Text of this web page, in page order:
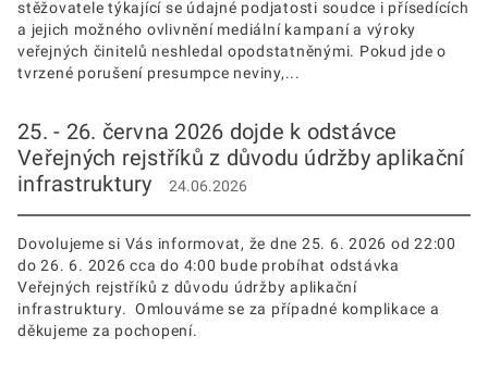
stěžovatele týkající se údajné podjatosti soudce i přísedících
a jejich možného ovlivnění mediální kampaní a výroky
veřejných činitelů neshledal opodstatněnými. Pokud jde o
tvrzené porušení presumpce neviny,...
25. - 26. června 2026 dojde k odstávce
Veřejných rejstříků z důvodu údržby aplikační
infrastruktury
24.06.2026
Dovolujeme si Vás informovat, že dne 25. 6. 2026 od 22:00
do 26. 6. 2026 cca do 4:00 bude probíhat odstávka
Veřejných rejstříků z důvodu údržby aplikační
infrastruktury. Omlouváme se za případné komplikace a
děkujeme za pochopení.